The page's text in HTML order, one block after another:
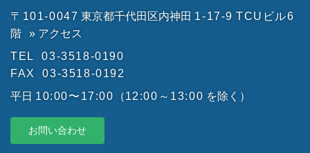
〒101-0047 東京都千代田区内神田 1-17-9 TCUビル6
階
» アクセス
TEL
03-3518-0190
FAX
03-3518-0192
平日 10:00〜17:00 （12:00～13:00 を除く）
お問い合わせ